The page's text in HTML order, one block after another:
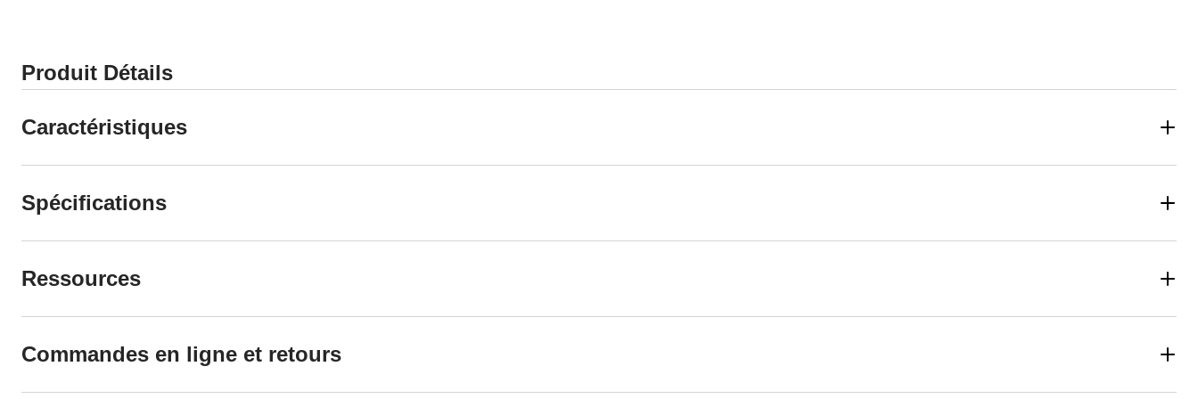
Produit Détails
Caractéristiques
Spécifications
Ressources
Commandes en ligne et retours